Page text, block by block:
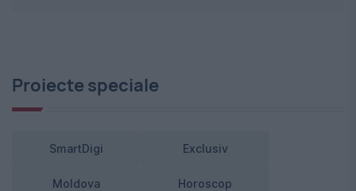
Proiecte speciale
SmartDigi Exclusiv
Moldova Horoscop